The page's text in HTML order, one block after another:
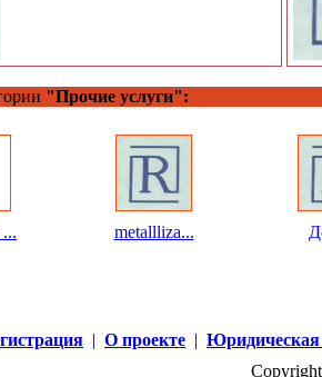
"Прочие услуги":
metallliza...
| О проекте |